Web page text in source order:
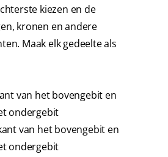
kiezen en de
kronen en andere
Maak elk gedeelte als
van het bovengebit en
ondergebit
van het bovengebit en
ondergebit